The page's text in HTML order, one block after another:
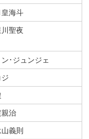
皇海斗
聖夜
ン･ジュンジェ
ジ
親治
山義則